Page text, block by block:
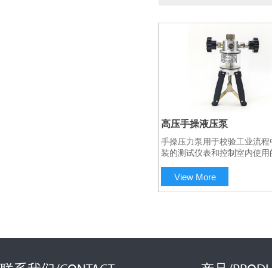
扫码咨询工程师
高压手操液压泵
手操压力泵用于校验工业流程
装的测试仪表和控制室内使用
供压力源.凡60Mpa以内的各类
送器,压力传感器以及各类压力
View More